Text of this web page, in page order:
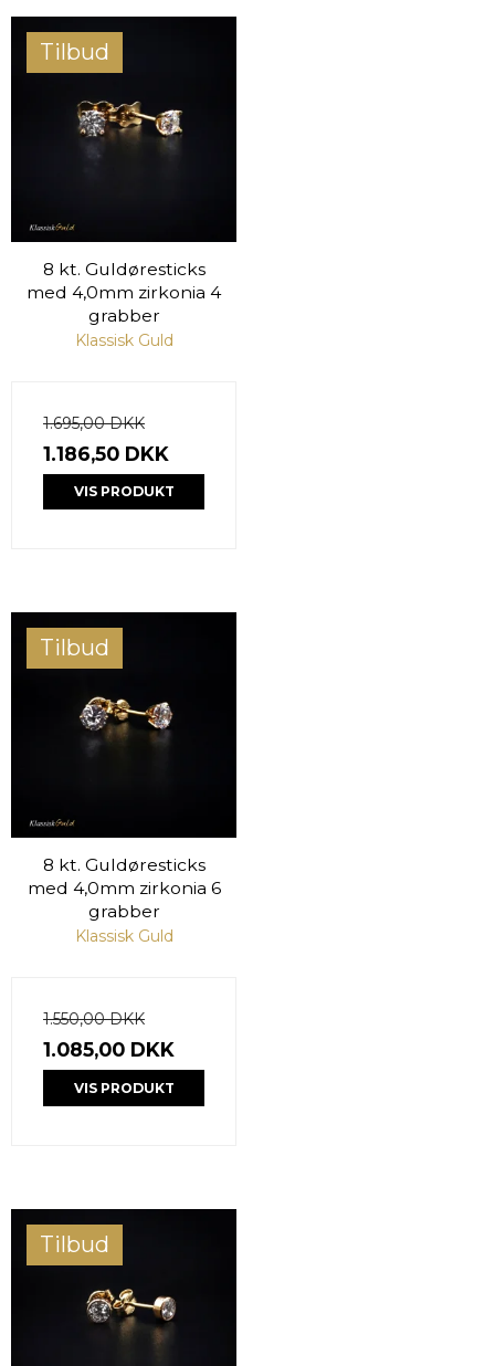
Tilbud
8 kt. Guldøresticks
med 4,0mm zirkonia 4
grabber
Klassisk Guld
1.695,00 DKK
1.186,50 DKK
VIS PRODUKT
Tilbud
8 kt. Guldøresticks
med 4,0mm zirkonia 6
grabber
Klassisk Guld
1.550,00 DKK
1.085,00 DKK
VIS PRODUKT
Tilbud